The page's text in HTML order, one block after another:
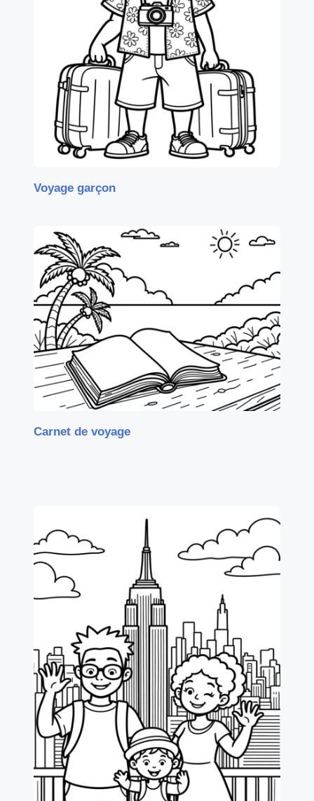
Voyage garçon
Carnet de voyage